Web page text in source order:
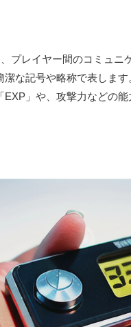
プレイヤー間のコミュニ
な記号や略称で表しま
」や、攻撃力などの